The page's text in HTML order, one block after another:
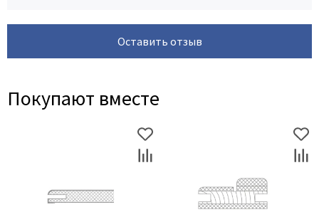
Оставить отзыв
Покупают вместе